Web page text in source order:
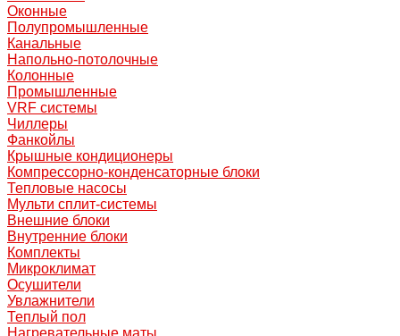
Оконные
Полупромышленные
Канальные
Напольно-потолочные
Колонные
Промышленные
VRF системы
Чиллеры
Фанкойлы
Крышные кондиционеры
Компрессорно-конденсаторные блоки
Тепловые насосы
Мульти сплит-системы
Внешние блоки
Внутренние блоки
Комплекты
Микроклимат
Осушители
Увлажнители
Теплый пол
Нагревательные маты